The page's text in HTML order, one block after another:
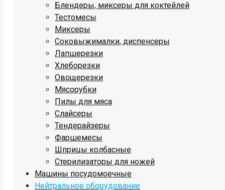
Блендеры, миксеры для коктейлей
Тестомесы
Миксеры
Соковыжималки, диспенсеры
Лапшерезки
Хлеборезки
Овощерезки
Мясорубки
Пилы для мяса
Слайсеры
Тендерайзеры
Фаршемесы
Шприцы колбасные
Стерилизаторы для ножей
Машины посудомоечные
Нейтральное оборудование